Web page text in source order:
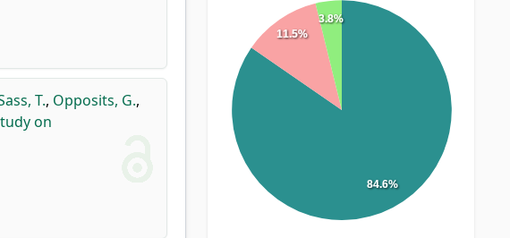
T., Opposits, G.,
on
84.6%
11.5%
3.8%